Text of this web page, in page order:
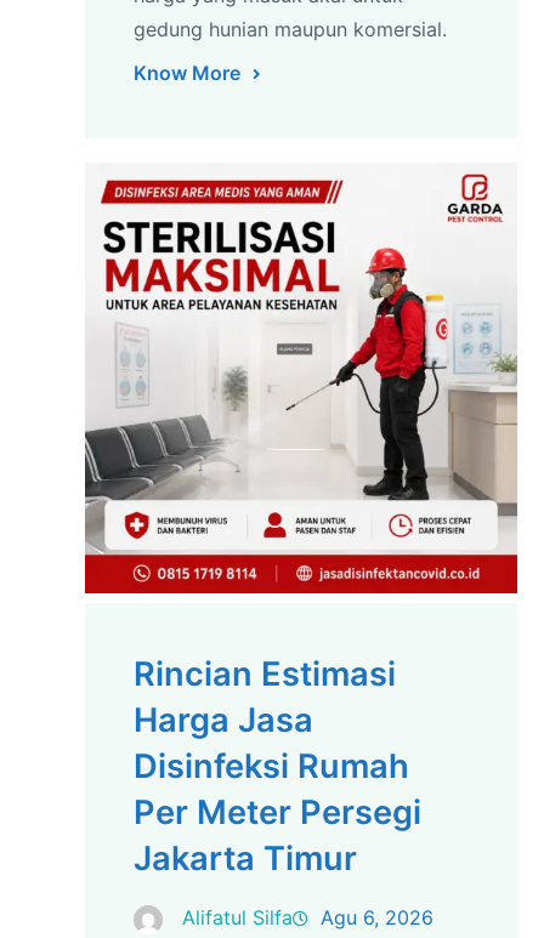
gedung hunian maupun komersial.
Know More
Rincian Estimasi
Harga Jasa
Disinfeksi Rumah
Per Meter Persegi
Jakarta Timur
Alifatul Silfa Agu 6, 2026